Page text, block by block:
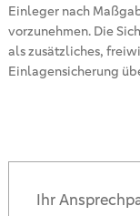
Einleger nach
vorzunehmen. Die
als zusätzliches,
Einlagensicherung
Ihr